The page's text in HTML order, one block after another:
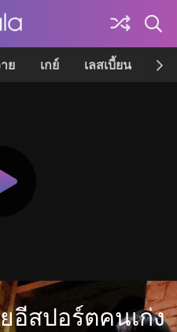
ย เกย์ เลสเบี้ยน เค
อีสปอร์ตคนเก่ง